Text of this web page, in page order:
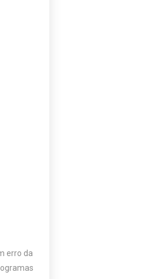
erro da